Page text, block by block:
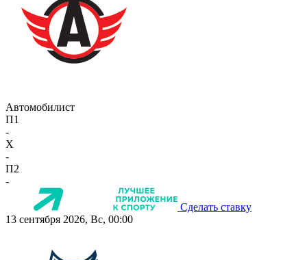
Автомобилист
П1
-
X
-
П2
-
Сделать ставку
13 сентября 2026, Вс, 00:00